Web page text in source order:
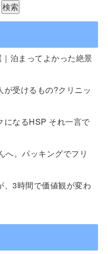
検索
泊まってよかった絶景
が受けるもの?クリニッ
になるHSP それ一言で
へ。パッキングでフリ
、3時間で価値観が変わ